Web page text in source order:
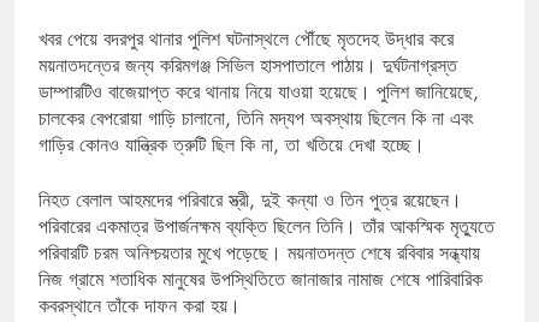
খবর পেয়ে বদরপুর থানার পুলিশ ঘটনাস্থলে পৌঁছে মৃতদেহ উদ্ধার করে
ময়নাতদন্তের জন্য করিমগঞ্জ সিভিল হাসপাতালে পাঠায়। দুর্ঘটনাগ্রস্ত
ডাম্পারটিও বাজেয়াপ্ত করে থানায় নিয়ে যাওয়া হয়েছে। পুলিশ জানিয়েছে,
চালকের বেপরোয়া গাড়ি চালানো, তিনি মদ্যপ অবস্থায় ছিলেন কি না এবং
গাড়ির কোনও যান্ত্রিক ত্রুটি ছিল কি না, তা খতিয়ে দেখা হচ্ছে।
নিহত বেলাল আহমদের পরিবারে স্ত্রী, দুই কন্যা ও তিন পুত্র রয়েছেন।
পরিবারের একমাত্র উপার্জনক্ষম ব্যক্তি ছিলেন তিনি। তাঁর আকস্মিক মৃত্যুতে
পরিবারটি চরম অনিশ্চয়তার মুখে পড়েছে। ময়নাতদন্ত শেষে রবিবার সন্ধ্যায়
নিজ গ্রামে শতাধিক মানুষের উপস্থিতিতে জানাজার নামাজ শেষে পারিবারিক
কবরস্থানে তাঁকে দাফন করা হয়।